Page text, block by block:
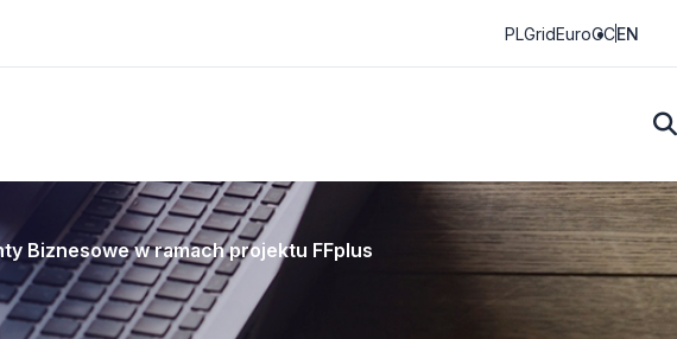
PLGridEuroCCEN
Biznesowe w ramach projektu FFplus